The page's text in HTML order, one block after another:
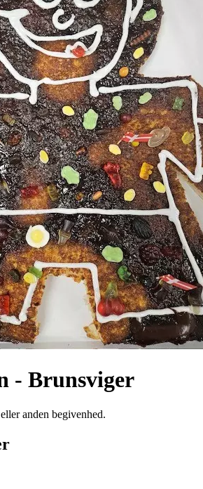
- Brunsviger
anden begivenhed.